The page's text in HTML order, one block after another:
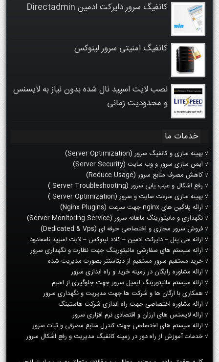
کانفیگ سرور دایرکت ادمین Directadmin
کانفیگ امنیتی سرور لینوکس
نصب لایت اسپید نال شده بدون نیاز به لایسنس
و محدودیت زمانی
خدمات ما
√ بهینه سازی و کانفیگ سرور (Server Optimization)
√ ایمن سازی سرور و وب سایت (Server Security)
√ کاهش مصرف منابع سرور (Reduce Usage)
√ رفع اشکال و عیب یابی سرور (Server Troubleshooting )
√ بهینه سازی سرعت سایت و سرور (Server Optimization )
√ ارائه پلاگین های nginx جهت سرعت (Nginx Plugins)
√ نگهداری و مانیتورینگ ماهانه سرور (Server Monitoring Service)
√ فروش سرور مجازی و اختصاصی حرفه ای (Dedicated & Vps)
√ ارانه سی پنل – دایرکت ادمین – کلاد لینوکس – لایت اسپید نامحدود
√ ارانه سیستم های سفارشی مانیتورینگ جهت نظارت و نگهداری سرور
√ خرید مستقیم سرور مستقیم از دیتاسنتر بصورت مدیریت شده
√ ارائه مشاوره رایگان در زمینه خرید و راه اندازی سرور
√ ارائه سیستم مانیتورینگ ایمیل سرور جهت جلوگیری از اسپم
√ همکاری با ارگان ها و شرکت ها جهت مدیریت و نگهداری سرور
√ ارائه مشاوره اختصاصی جهت راه اندازی شرکت هاستینگ
√ ارائه لایسنس های ارزان و اقتصادی نرم افزاری سرور
√ ارائه سیستم های اختصاصی جهت کنترل منابع مصرفی و ثبات سرور
√ خدمات آموزش از راه دور در زمینه کانفیگ مدیریت و رفع اشکال سرور